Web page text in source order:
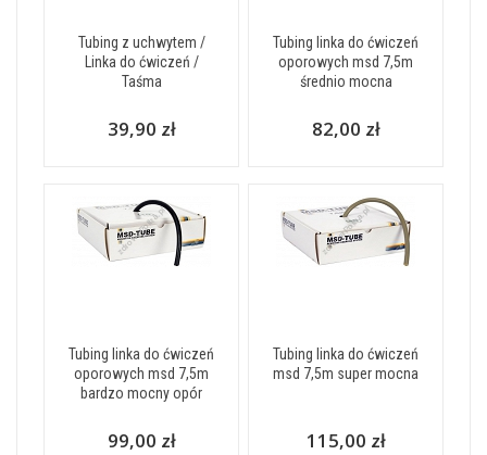
Tubing z uchwytem /
Linka do ćwiczeń /
Taśma
39,90 zł
Tubing linka do ćwiczeń
oporowych msd 7,5m
średnio mocna
82,00 zł
Tubing linka do ćwiczeń
oporowych msd 7,5m
bardzo mocny opór
99,00 zł
Tubing linka do ćwiczeń
msd 7,5m super mocna
115,00 zł